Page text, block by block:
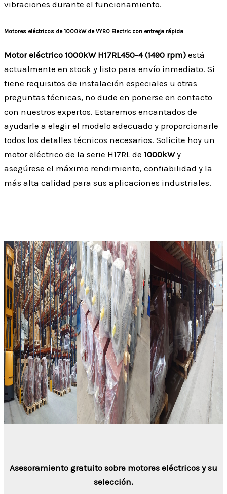
vibraciones durante el funcionamiento.
Motores eléctricos de 1000kW de VYBO Electric con entrega rápida
Motor eléctrico 1000kW H17RL450-4 (1490 rpm) está
actualmente en stock y listo para envío inmediato. Si
tiene requisitos de instalación especiales u otras
preguntas técnicas, no dude en ponerse en contacto
con nuestros expertos. Estaremos encantados de
ayudarle a elegir el modelo adecuado y proporcionarle
todos los detalles técnicos necesarios. Solicite hoy un
motor eléctrico de la serie H17RL de 1000kWy
asegúrese el máximo rendimiento, confiabilidad y la
más alta calidad para sus aplicaciones industriales.
Asesoramiento gratuito sobre motores eléctricos y su
selección.